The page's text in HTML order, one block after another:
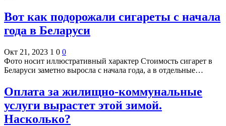
Вот как подорожали сигареты с начала
года в Беларуси
Окт 21, 2023 1 0 0
Фото носит иллюстративный характер Стоимость сигарет в
Беларуси заметно выросла с начала года, а в отдельные…
Оплата за жилищно-коммунальные
услуги вырастет этой зимой.
Насколько?